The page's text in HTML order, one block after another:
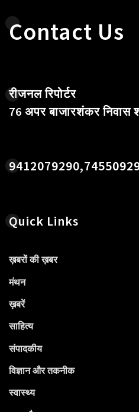
Contact Us
रीजनल रिपोर्टर
76 अपर बाजारशंकर निवास
Quick Links
ख़बरों की ख़बर
मंथन
ख़बरें
साहित्य
संपादकीय
विज्ञान और तकनीक
स्वास्थ्य